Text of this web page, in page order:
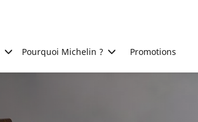
Pourquoi Michelin ? Promotions